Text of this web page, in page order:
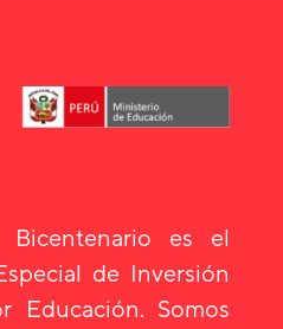
Bicentenario es el
de Inversión
Educación. Somos